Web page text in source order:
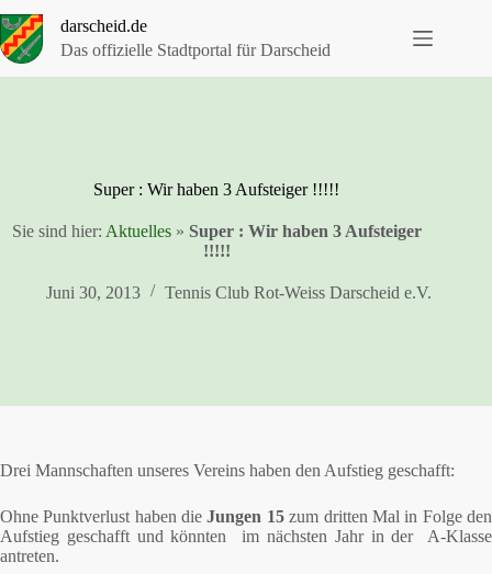
Inhalt
springen
darscheid.de
Das offizielle Stadtportal für Darscheid
Super : Wir haben 3 Aufsteiger !!!!!
Sie sind hier: Aktuelles» Super : Wir haben 3 Aufsteiger
!!!!!
Juni 30, 2013 Tennis Club Rot-Weiss Darscheid e.V.
Drei Mannschaften unseres Vereins haben den Aufstieg geschafft:
Ohne Punktverlust haben dieJungen 15zum dritten Mal in Folge den
Aufstieg geschafft und könnten im nächsten Jahr in der A-Klasse
antreten.